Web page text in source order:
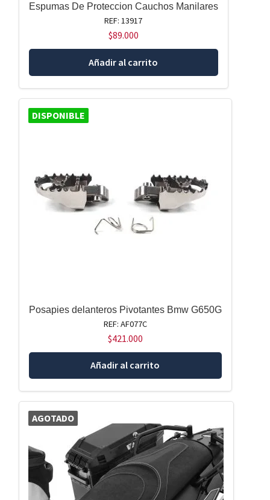
Espumas De Proteccion Cauchos Manilares
REF: 13917
$89.000
Añadir al carrito
DISPONIBLE
Posapies delanteros Pivotantes Bmw G650G
REF: AF077C
$421.000
Añadir al carrito
AGOTADO